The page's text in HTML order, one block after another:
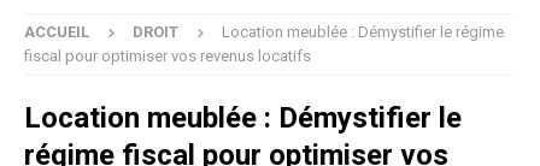
ACCUEIL DROIT
Location meublée : Démystifier le régime
fiscal pour optimiser vos revenus locatifs
Location meublée : Démystifier le
régime fiscal pour optimiser vos